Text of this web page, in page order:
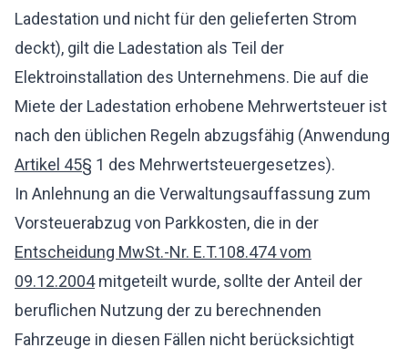
Ladestation und nicht für den gelieferten Strom
deckt), gilt die Ladestation als Teil der
Elektroinstallation des Unternehmens. Die auf die
Miete der Ladestation erhobene Mehrwertsteuer ist
nach den üblichen Regeln abzugsfähig (Anwendung
Artikel 45§ 1 des Mehrwertsteuergesetzes).
In Anlehnung an die Verwaltungsauffassung zum
Vorsteuerabzug von Parkkosten, die in der
Entscheidung MwSt.-Nr. E.T.108.474 vom
09.12.2004mitgeteilt wurde, sollte der Anteil der
beruflichen Nutzung der zu berechnenden
Fahrzeuge in diesen Fällen nicht berücksichtigt